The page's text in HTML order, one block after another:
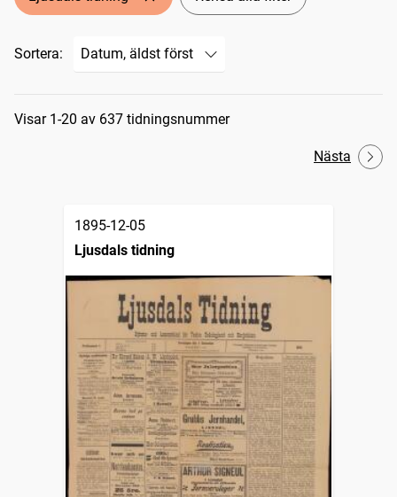
Sortera:
Sökresultat
Visar 1-20 av 637 tidningsnummer
Nästa
1895-12-05
Ljusdals tidning